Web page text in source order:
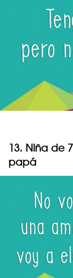
13. Niña de
papá